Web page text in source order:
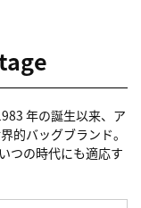
年の誕生以来、ア
的バッグブランド。
つの時代にも適応す